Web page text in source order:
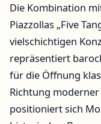
Die Kombination
Piazzollas „Five
vielschichtigen
repräsentiert
für die Öffnung
Richtung
positioniert sich